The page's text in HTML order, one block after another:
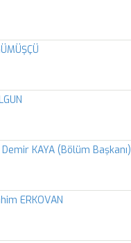
KAYA (Bölüm Başkanı)
ERKOVAN